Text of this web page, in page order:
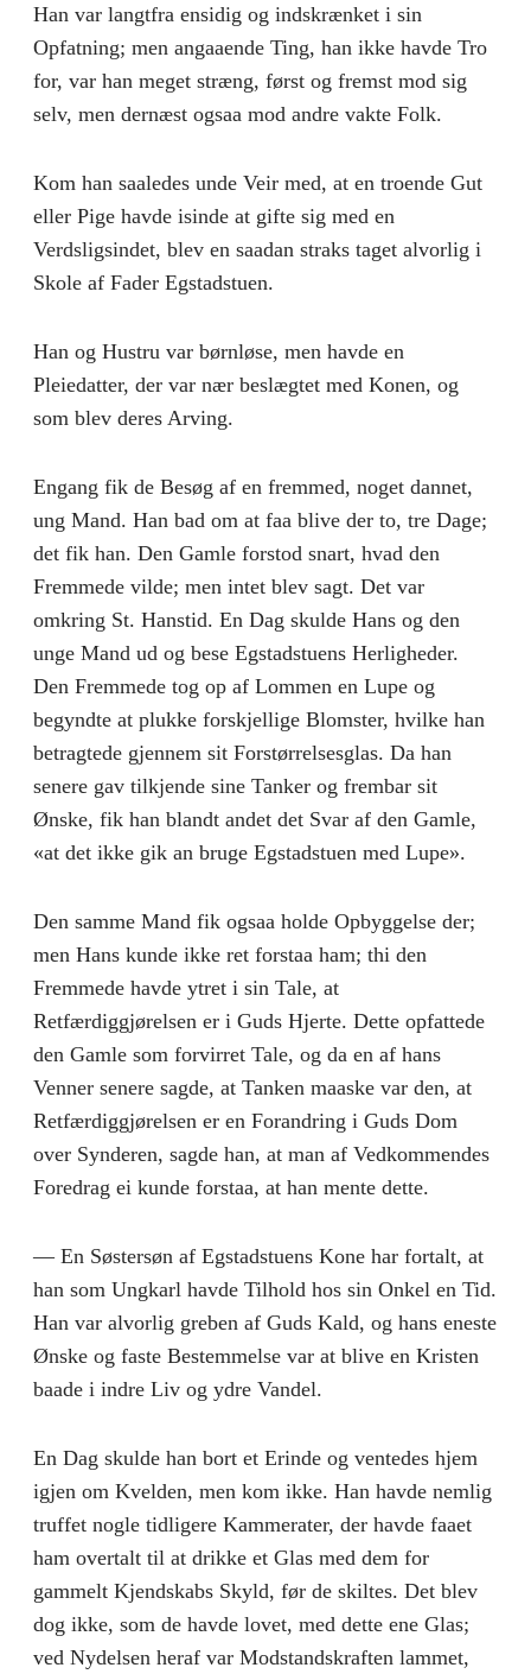
Han var langtfra ensidig og indskrænket i sin
Opfatning; men angaaende Ting, han ikke havde Tro
for, var han meget stræng, først og fremst mod sig
selv, men dernæst ogsaa mod andre vakte Folk.
Kom han saaledes unde Veir med, at en troende Gut
eller Pige havde isinde at gifte sig med en
Verdsligsindet, blev en saadan straks taget alvorlig i
Skole af Fader Egstadstuen.
Han og Hustru var børnløse, men havde en
Pleiedatter, der var nær beslægtet med Konen, og
som blev deres Arving.
Engang fik de Besøg af en fremmed, noget dannet,
ung Mand. Han bad om at faa blive der to, tre Dage;
det fik han. Den Gamle forstod snart, hvad den
Fremmede vilde; men intet blev sagt. Det var
omkring St. Hanstid. En Dag skulde Hans og den
unge Mand ud og bese Egstadstuens Herligheder.
Den Fremmede tog op af Lommen en Lupe og
begyndte at plukke forskjellige Blomster, hvilke han
betragtede gjennem sit Forstørrelsesglas. Da han
senere gav tilkjende sine Tanker og frembar sit
Ønske, fik han blandt andet det Svar af den Gamle,
«at det ikke gik an bruge Egstadstuen med Lupe».
Den samme Mand fik ogsaa holde Opbyggelse der;
men Hans kunde ikke ret forstaa ham; thi den
Fremmede havde ytret i sin Tale, at
Retfærdiggjørelsen er i Guds Hjerte. Dette opfattede
den Gamle som forvirret Tale, og da en af hans
Venner senere sagde, at Tanken maaske var den, at
Retfærdiggjørelsen er en Forandring i Guds Dom
over Synderen, sagde han, at man af Vedkommendes
Foredrag ei kunde forstaa, at han mente dette.
— En Søstersøn af Egstadstuens Kone har fortalt, at
han som Ungkarl havde Tilhold hos sin Onkel en Tid.
Han var alvorlig greben af Guds Kald, og hans eneste
Ønske og faste Bestemmelse var at blive en Kristen
baade i indre Liv og ydre Vandel.
En Dag skulde han bort et Erinde og ventedes hjem
igjen om Kvelden, men kom ikke. Han havde nemlig
truffet nogle tidligere Kammerater, der havde faaet
ham overtalt til at drikke et Glas med dem for
gammelt Kjendskabs Skyld, før de skiltes. Det blev
dog ikke, som de havde lovet, med dette ene Glas;
ved Nydelsen heraf var Modstandskraften lammet,